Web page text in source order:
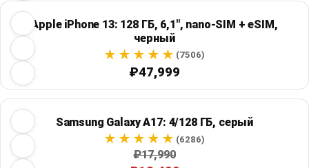
Apple iPhone 13: 128 ГБ, 6,1", nano-SIM + eSIM,
черный
(7506)
₽47,999
Samsung Galaxy A17: 4/128 ГБ, серый
(6286)
₽17,990